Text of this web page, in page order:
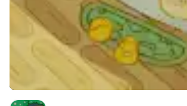
宣传片 图集(1/3)